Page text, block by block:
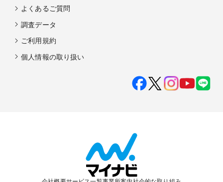
よくあるご質問
調査データ
ご利用規約
個人情報の取り扱い